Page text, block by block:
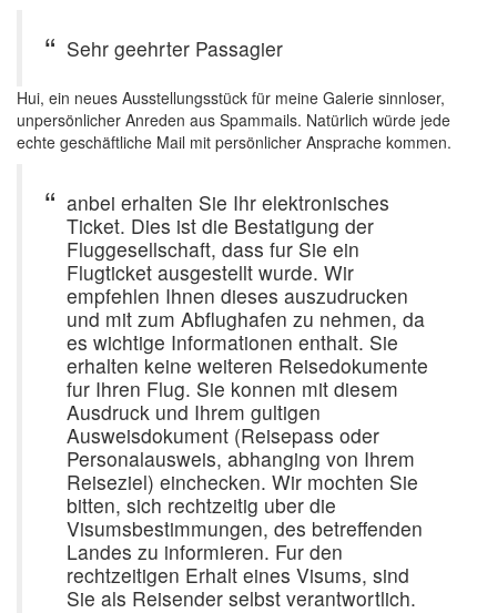
Sehr geehrter Passagier
Hui, ein neues Ausstellungsstück für meine Galerie sinnloser,
unpersönlicher Anreden aus Spammails. Natürlich würde jede
echte geschäftliche Mail mit persönlicher Ansprache kommen.
anbei erhalten Sie Ihr elektronisches
Ticket. Dies ist die Bestatigung der
Fluggesellschaft, dass fur Sie ein
Flugticket ausgestellt wurde. Wir
empfehlen Ihnen dieses auszudrucken
und mit zum Abflughafen zu nehmen, da
es wichtige Informationen enthalt. Sie
erhalten keine weiteren Reisedokumente
fur Ihren Flug. Sie konnen mit diesem
Ausdruck und Ihrem gultigen
Ausweisdokument (Reisepass oder
Personalausweis, abhanging von Ihrem
Reiseziel) einchecken. Wir mochten Sie
bitten, sich rechtzeitig uber die
Visumsbestimmungen, des betreffenden
Landes zu informieren. Fur den
rechtzeitigen Erhalt eines Visums, sind
Sie als Reisender selbst verantwortlich.